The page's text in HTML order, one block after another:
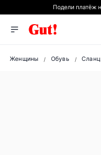
Подели платёж
Женщины Обувь